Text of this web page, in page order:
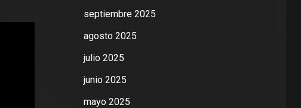
septiembre 2025
agosto 2025
julio 2025
junio 2025
mayo 2025